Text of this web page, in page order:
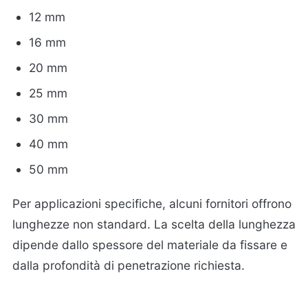
12 mm
16 mm
20 mm
25 mm
30 mm
40 mm
50 mm
Per applicazioni specifiche, alcuni fornitori offrono
lunghezze non standard. La scelta della lunghezza
dipende dallo spessore del materiale da fissare e
dalla profondità di penetrazione richiesta.